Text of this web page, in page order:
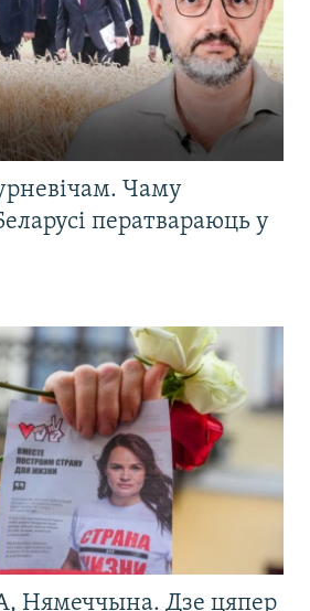
Чаму
ператвараюць у
Нямеччына. Дзе цяпер